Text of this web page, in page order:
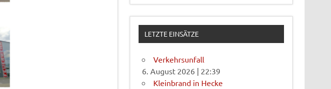
LETZTE EINSÄTZE
Verkehrsunfall
6. August 2026 | 22:39
Kleinbrand in Hecke